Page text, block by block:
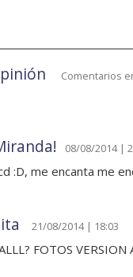
Comentarios
08/08/2014 |
:D, me encanta me
21/08/2014 | 18:03
FOTOS VERSION